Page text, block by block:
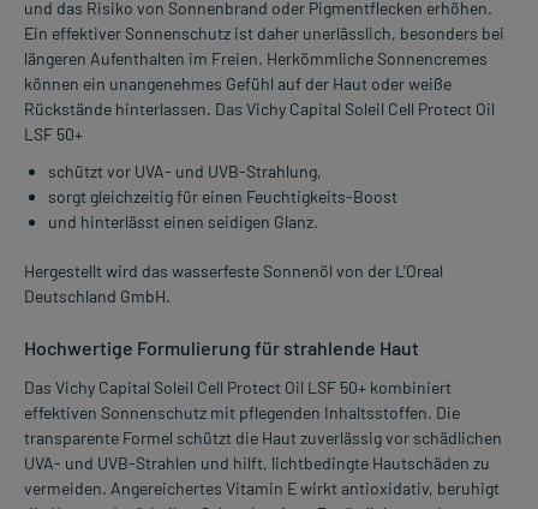
und das Risiko von Sonnenbrand oder Pigmentflecken erhöhen.
Ein effektiver Sonnenschutz ist daher unerlässlich, besonders bei
längeren Aufenthalten im Freien. Herkömmliche Sonnencremes
können ein unangenehmes Gefühl auf der Haut oder weiße
Rückstände hinterlassen. Das Vichy Capital Soleil Cell Protect Oil
LSF 50+
schützt vor UVA- und UVB-Strahlung,
sorgt gleichzeitig für einen Feuchtigkeits-Boost
und hinterlässt einen seidigen Glanz.
Hergestellt wird das wasserfeste Sonnenöl von der L'Oreal
Deutschland GmbH.
Hochwertige Formulierung für strahlende Haut
Das Vichy Capital Soleil Cell Protect Oil LSF 50+ kombiniert
effektiven Sonnenschutz mit pflegenden Inhaltsstoffen. Die
transparente Formel schützt die Haut zuverlässig vor schädlichen
UVA- und UVB-Strahlen und hilft, lichtbedingte Hautschäden zu
vermeiden. Angereichertes Vitamin E wirkt antioxidativ, beruhigt